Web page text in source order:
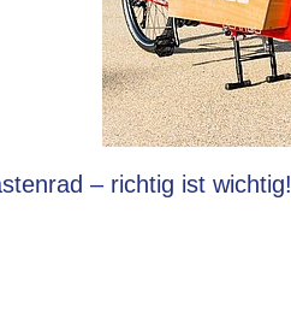
– richtig ist wichtig!